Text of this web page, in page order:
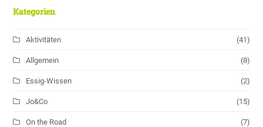
Kategorien
Aktivitäten (41)
Allgemein (8)
Essig-Wissen (2)
Jo&Co (15)
On the Road (7)